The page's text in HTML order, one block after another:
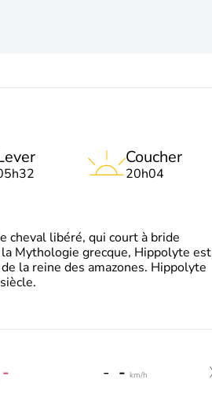
Coucher
20h04
cheval libéré, qui court à bride
Mythologie grecque, Hippolyte est
la reine des amazones. Hippolyte
- - - km/h